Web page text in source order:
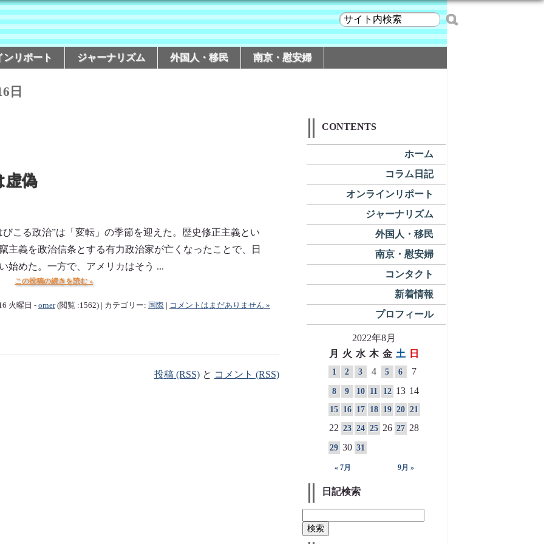
ンリポート ジャーナリズム 外国人・移民 南京・慰安婦
日
虚偽
こる政治”は「変転」の季節を迎えた。歴史修正主義とい
主義を政治信条とする有力政治家が亡くなったことで、日
始めた。一方で、アメリカはそう ...
この投稿の続きを読む »
火曜日 - orner(閲覧 :1562) | カテゴリー: 国際| コメントはまだありません »
投稿 (RSS)と コメント (RSS)
CONTENTS
ホーム
コラム日記
オンラインリポート
ジャーナリズム
外国人・移民
南京・慰安婦
コンタクト
新着情報
プロフィール
2022年8月
月 火 水 木 金 土 日
« 7月 9月 »
1 2 3 4 5 6 7
8 9 10 11 12 13 14
15 16 17 18 19 20 21
22 23 24 25 26 27 28
29 30 31
日記検索